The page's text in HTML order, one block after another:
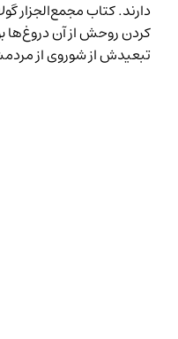
دارند. کتاب مجمع‌الجزار
کردن روحش از آن دروغ‌ها
تبعیدش از شوروی از